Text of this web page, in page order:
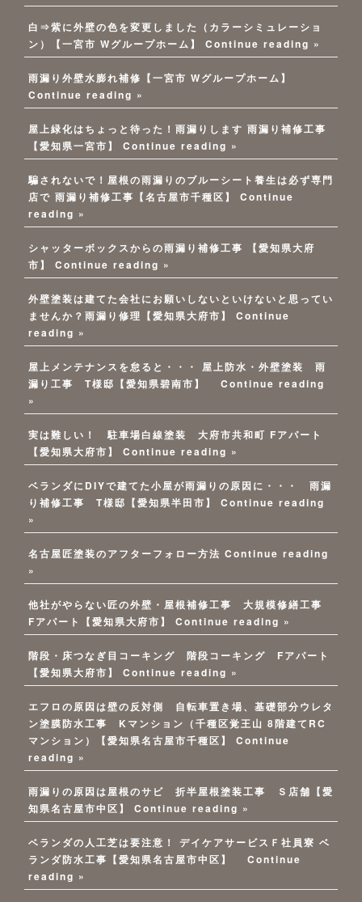
白⇒紫に外壁の色を変更しました（カラーシミュレーショ
ン）【一宮市 Wグループホーム】
Continue reading »
雨漏り外壁水膨れ補修【一宮市 Wグループホーム】
Continue reading »
屋上緑化はちょっと待った！雨漏りします 雨漏り補修工事
【愛知県一宮市】
Continue reading »
騙されないで！屋根の雨漏りのブルーシート養生は必ず専門
店で 雨漏り補修工事【名古屋市千種区】
Continue
reading »
シャッターボックスからの雨漏り補修工事 【愛知県大府
市】
Continue reading »
外壁塗装は建てた会社にお願いしないといけないと思ってい
ませんか？雨漏り修理【愛知県大府市】
Continue
reading »
屋上メンテナンスを怠ると・・・ 屋上防水・外壁塗装 雨
漏り工事 T様邸【愛知県碧南市】
Continue reading
»
実は難しい！ 駐車場白線塗装 大府市共和町 Fアパート
【愛知県大府市】
Continue reading »
ベランダにDIYで建てた小屋が雨漏りの原因に・・・ 雨漏
り補修工事 T様邸【愛知県半田市】
Continue reading
»
名古屋匠塗装のアフターフォロー方法 Continue reading
»
他社がやらない匠の外壁・屋根補修工事 大規模修繕工事
Fアパート【愛知県大府市】
Continue reading »
階段・床つなぎ目コーキング 階段コーキング Fアパート
【愛知県大府市】
Continue reading »
エフロの原因は壁の反対側 自転車置き場、基礎部分ウレタ
ン塗膜防水工事 Kマンション（千種区覚王山 8階建てRC
マンション）【愛知県名古屋市千種区】
Continue
reading »
雨漏りの原因は屋根のサビ 折半屋根塗装工事 Ｓ店舗【愛
知県名古屋市中区】
Continue reading »
ベランダの人工芝は要注意！ デイケアサービスＦ社員寮 ベ
ランダ防水工事【愛知県名古屋市中区】
Continue
reading »